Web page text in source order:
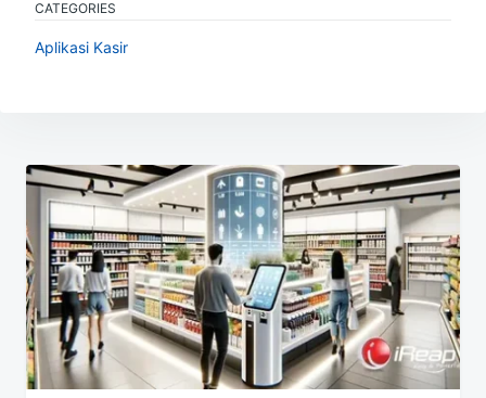
CATEGORIES
Aplikasi Kasir
pos